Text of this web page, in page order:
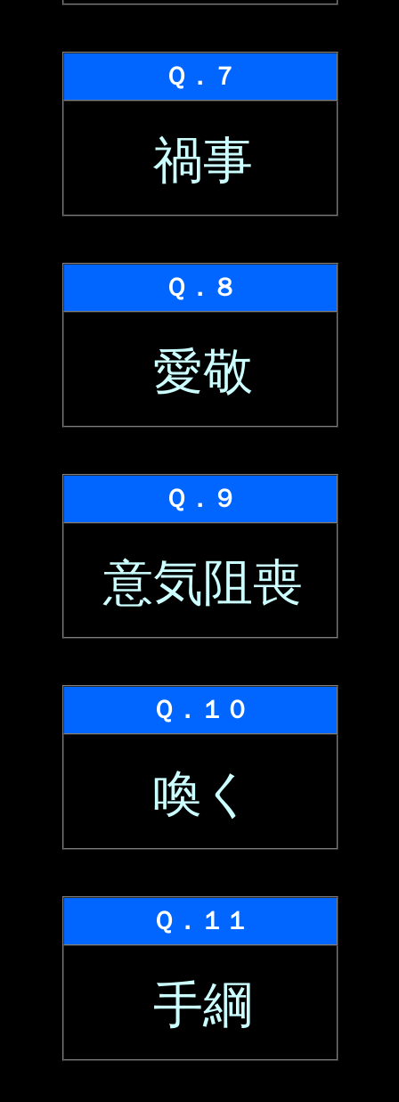
Ｑ．７
禍事
Ｑ．８
愛敬
Ｑ．９
意気阻喪
Ｑ．１０
喚く
Ｑ．１１
手綱